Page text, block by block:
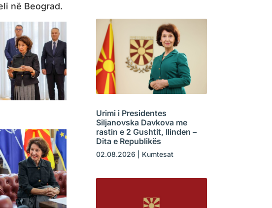
në Beograd.
Urimi i Presidentes
Siljanovska Davkova me
rastin e 2 Gushtit, Ilinden –
Dita e Republikës
02.08.2026 Kumtesat